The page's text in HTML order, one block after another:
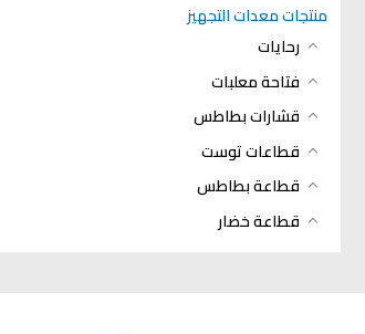
منتجات معدات التجهيز
رحايات
فتاحة معلبات
قشارات بطاطس
قطاعات توست
قطاعة بطاطس
قطاعة خضار